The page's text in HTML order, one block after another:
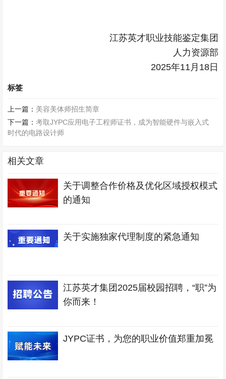
江苏英才职业技能鉴定集团
人力资源部
2025年11月18日
标签
上一篇： 美容美体师招生简章
下一篇：考取JYPC应用电子工程师证书，成为智能硬件与嵌入式
时代的电路设计师
相关文章
关于调整合作价格及优化区域授权模式
的通知
关于实施独家代理制度的紧急通知
江苏英才集团2025届校园招聘，“职”为
你而来！
JYPC证书，为您的职业价值郑重加冕